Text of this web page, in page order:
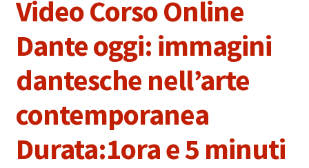
Video Corso Online
Dante oggi: immagini
dantesche nell’arte
contemporanea
Durata:1ora e 5 minuti